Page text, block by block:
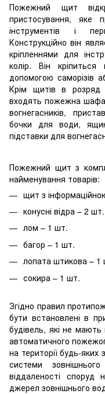
Пожежний щит
пристосування, яке
інструментів і
Конструкційно він
кріпленнями для
колір. Він
допомогою саморізів
Крім щитів в розряд
входять пожежна шафа,
вогнегасників,
бочки для води,
підставки для
Пожежний щит з
найменування товарів:
щит з
конусні відра – 2
лом – 1 шт.
багор – 1 шт.
лопата штикова – 1
сокира – 1 шт.
Згідно правил
бути встановлені в
будівель, які не
автоматичного
на території будь-яких
системи
віддаленості
джерел зовнішнього